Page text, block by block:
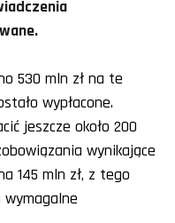
530 mln zł na te
wypłacone.
jeszcze około 200
wynikające
145 mln zł, z tego
wymagalne